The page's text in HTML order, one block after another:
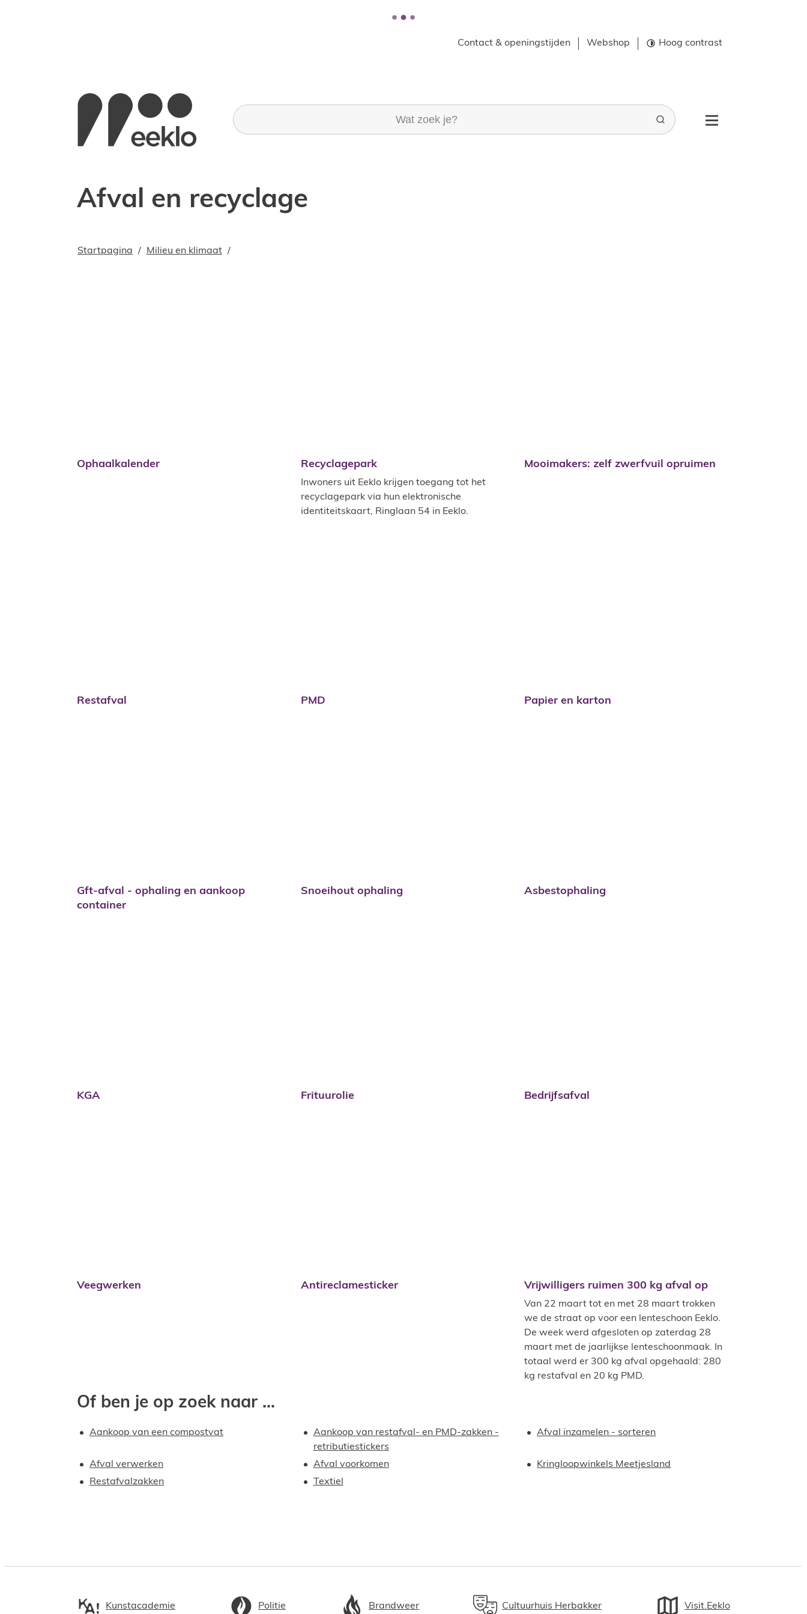
Contact & openingstijden Webshop Hoog contrast
Stad Eeklo
Wat zoek je?
Zoeken Menu
Afval en recyclage
Startpagina Milieu en klimaat
Ophaalkalender Recyclagepark
Inwoners uit Eeklo krijgen toegang tot het
recyclagepark via hun elektronische
identiteitskaart, Ringlaan 54 in Eeklo.
Mooimakers: zelf zwerfvuil opruimen
Restafval PMD Papier en karton
Gft-afval - ophaling en aankoop
container
Snoeihout ophaling Asbestophaling
KGA Frituurolie Bedrijfsafval
Veegwerken Antireclamesticker Vrijwilligers ruimen 300 kg afval op
Van 22 maart tot en met 28 maart trokken
we de straat op voor een lenteschoon Eeklo.
De week werd afgesloten op zaterdag 28
maart met de jaarlijkse lenteschoonmaak. In
totaal werd er 300 kg afval opgehaald: 280
kg restafval en 20 kg PMD.
Of ben je op zoek naar ...
Aankoop van een compostvat
Aankoop van restafval- en PMD-zakken -
retributiestickers
Afval inzamelen - sorteren
Afval verwerken Afval voorkomen
Kringloopwinkels Meetjesland
Restafvalzakken
Textiel
Kunstacademie Politie Brandweer Cultuurhuis Herbakker Visit.Eeklo